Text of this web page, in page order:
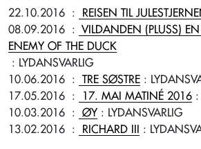
22.10.2016 : REISEN TIL
08.09.2016 :
VILDANDEN (PLUSS)
ENEMY OF THE DUCK
: LYDANSVARLIG
10.06.2016 : TRE SØSTRE :
17.05.2016 : 17. MAI MATINÉ 2016 :
10.03.2016 : ØY : LYDANSVARLIG
13.02.2016 : RICHARD III :